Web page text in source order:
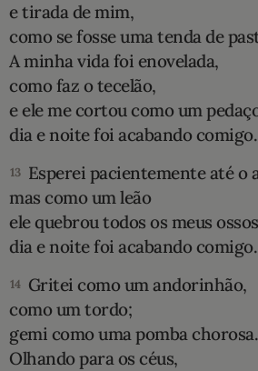
e tirada de mim,
como se fosse uma tenda de
A minha vida foi enovelada,
como faz o tecelão,
e ele me cortou como um
dia e noite foi acabando comigo.
13 Esperei pacientemente até o
mas como um leão
ele quebrou todos os meus
dia e noite foi acabando comigo.
14 Gritei como um andorinhão,
como um tordo;
gemi como uma pomba chorosa.
Olhando para os céus,